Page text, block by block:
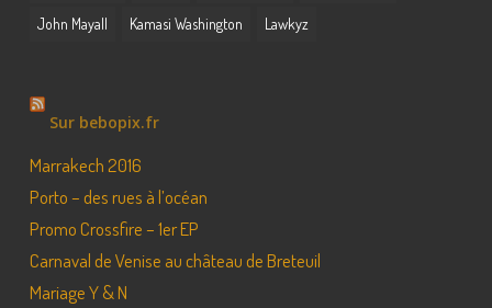
John Mayall Kamasi Washington Lawkyz
Sur bebopix.fr
Marrakech 2016
Porto – des rues à l’océan
Promo Crossfire – 1er EP
Carnaval de Venise au château de Breteuil
Mariage Y & N